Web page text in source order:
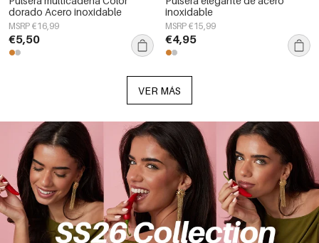
dorado Acero inoxidable
MSRP €16,99
€5,50
inoxidable
MSRP €15,99
€4,95
VER MÁS